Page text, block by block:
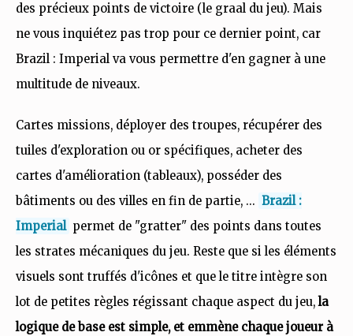
des précieux points de victoire (le graal du jeu). Mais
ne vous inquiétez pas trop pour ce dernier point, car
Brazil : Imperial va vous permettre d'en gagner à une
multitude de niveaux.
Cartes missions, déployer des troupes, récupérer des
tuiles d'exploration ou or spécifiques, acheter des
cartes d'amélioration (tableaux), posséder des
bâtiments ou des villes en fin de partie, ... Brazil :
Imperial permet de "gratter" des points dans toutes
les strates mécaniques du jeu. Reste que si les éléments
visuels sont truffés d'icônes et que le titre intègre son
lot de petites règles régissant chaque aspect du jeu,la
logique de base est simple, et emmène chaque joueur à